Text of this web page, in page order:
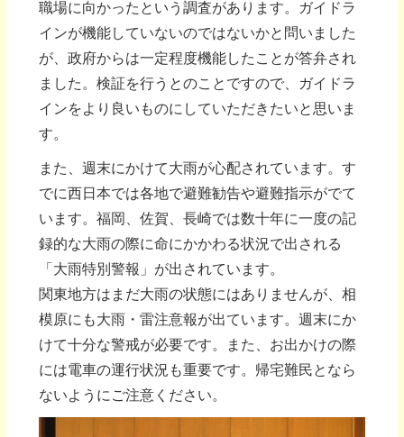
職場に向かったという調査があります。ガイドラ
インが機能していないのではないかと問いました
が、政府からは一定程度機能したことが答弁され
ました。検証を行うとのことですので、ガイドラ
インをより良いものにしていただきたいと思いま
す。
また、週末にかけて大雨が心配されています。す
でに西日本では各地で避難勧告や避難指示がでて
います。福岡、佐賀、長崎では数十年に一度の記
録的な大雨の際に命にかかわる状況で出される
「大雨特別警報」が出されています。
関東地方はまだ大雨の状態にはありませんが、相
模原にも大雨・雷注意報が出ています。週末にか
けて十分な警戒が必要です。また、お出かけの際
には電車の運行状況も重要です。帰宅難民となら
ないようにご注意ください。